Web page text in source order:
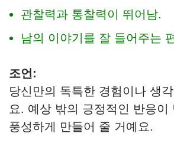
관찰력과 통찰력이 뛰어남.
남의 이야기를 잘 들어주는
조언:
당신만의 독특한 경험이나 생
요. 예상 밖의 긍정적인 반응이
풍성하게 만들어 줄 거예요.